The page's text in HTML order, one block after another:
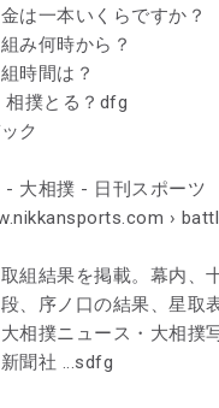
は一本いくらですか？
み何時から？
時間は？
相撲とる？dfg
ク
- 大相撲 - 日刊スポーツ
›
組結果を掲載。幕内、
、序ノ口の結果、星取
相撲ニュース・大相撲
聞社 ...sdfg